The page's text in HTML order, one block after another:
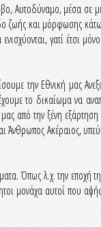
Αυτοδύναμο, μέσα σε
ζωής και μόρφωσης
γατί έτσι
την Εθνική μας
το δικαίωμα να
από την ξένη
Άνθρωπος Ακέραιος,
Όπως λ.χ. την εποχή
μονάχα αυτοί που